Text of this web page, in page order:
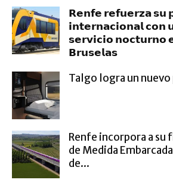
𝗥𝗲𝗻𝗳𝗲 𝗿𝗲𝗳𝘂𝗲𝗿𝘇𝗮 𝘀𝘂
𝗶𝗻𝘁𝗲𝗿𝗻𝗮𝗰𝗶𝗼𝗻𝗮𝗹 𝗰𝗼𝗻
𝘀𝗲𝗿𝘃𝗶𝗰𝗶𝗼 𝗻𝗼𝗰𝘁𝘂𝗿𝗻𝗼
𝗕𝗿𝘂𝘀𝗲𝗹𝗮𝘀
Talgo logra un nuevo
Renfe incorpora a su
de Medida
de...